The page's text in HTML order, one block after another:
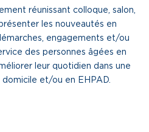
réunissant colloque, salon,
les nouveautés en
engagements et/ou
des personnes âgées en
leur quotidien dans une
et/ou en EHPAD.